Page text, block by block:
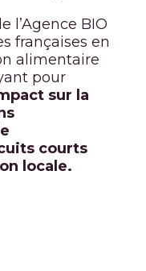
l’Agence BIO
françaises en
alimentaire
pour
sur la
courts
locale.